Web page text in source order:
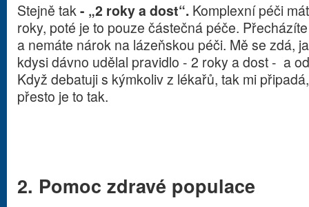
Stejně tak- „2 roky a dost“. Komplexní péči
roky, poté je to pouze částečná péče.
a nemáte nárok na lázeňskou péči. Mě se zdá,
kdysi dávno udělal pravidlo - 2 roky a dost - a
Když debatuji s kýmkoliv z lékařů, tak mi
přesto je to tak.
2. Pomoc zdravé populace